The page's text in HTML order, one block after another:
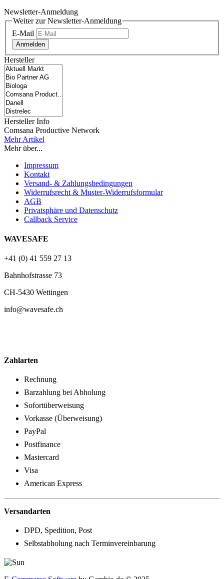
Newsletter-Anmeldung
Weiter zur Newsletter-Anmeldung
E-Mail
Anmelden
Hersteller
Hersteller Info
Comsana Productive Network
Mehr Artikel
Mehr über...
Impressum
Kontakt
Versand- & Zahlungsbedingungen
Widerrufsrecht & Muster-Widerrufsformular
AGB
Privatsphäre und Datenschutz
Callback Service
WAVESAFE
+41 (0) 41 559 27 13
Bahnhofstrasse 73
CH-5430 Wettingen
info@wavesafe.ch
Zahlarten
Rechnung
Barzahlung bei Abholung
Sofortüberweisung
Vorkasse (Überweisung)
PayPal
Postfinance
Mastercard
Visa
American Express
Versandarten
DPD, Spedition, Post
Selbstabholung nach Terminvereinbarung